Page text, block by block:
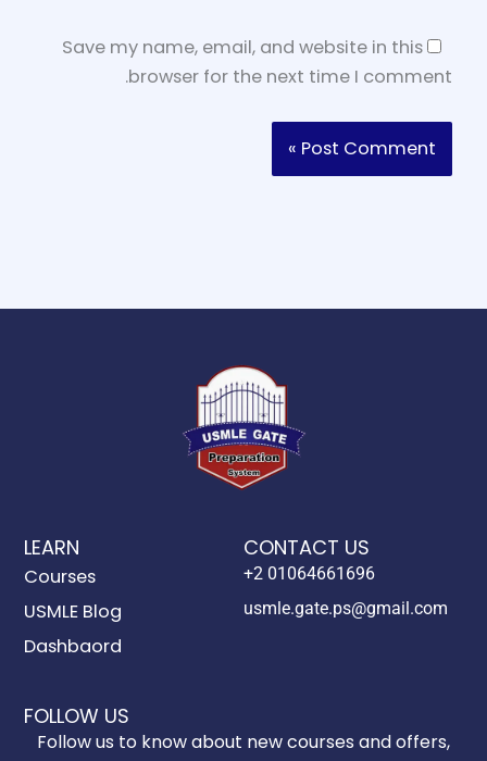
Save my name, email, and website in this
browser for the next time I comment.
LEARN
Courses
USMLE Blog
Dashbaord
CONTACT US
+2 01064661696
usmle.gate.ps@gmail.com
FOLLOW US
Follow us to know about new courses and offers,